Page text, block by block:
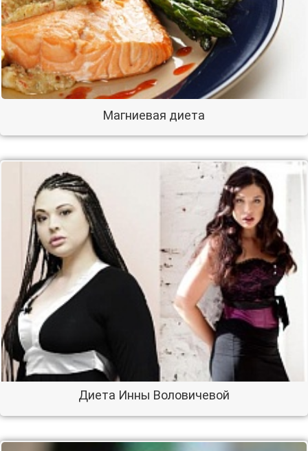
Магниевая диета
Диета Инны Воловичевой